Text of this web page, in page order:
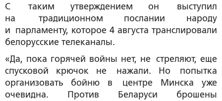
С таким утверждением он выступил
на традиционном послании народу
и парламенту, которое 4 августа транслировали
белорусские телеканалы.
«Да, пока горячей войны нет, не стреляют, еще
спусковой крючок не нажали. Но попытка
организовать бойню в центре Минска уже
очевидна. Против Беларуси брошены